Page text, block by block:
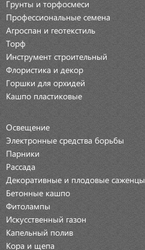
Грунты и торфосмеси
Профессиональные семена
Агроспан и геотекстиль
Торф
Инструмент строительный
Флористика и декор
Горшки для орхидей
Кашпо пластиковые
Освещение
Электронные средства борьбы
Парники
Рассада
Декоративные и плодовые саженцы
Бетонные кашпо
Фитолампы
Искусственный газон
Капельный полив
Кора и щепа